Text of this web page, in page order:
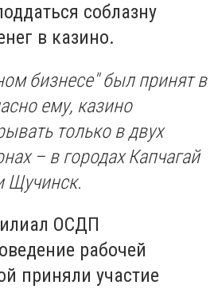
соблазну
в казино.
бизнесе" был принят в
ему, казино
только в двух
– в городах Капчагай
Щучинск.
ОСДП
рабочей
приняли участие